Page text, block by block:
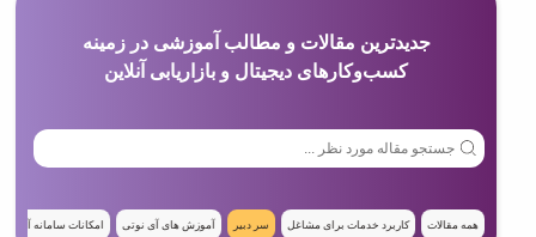
جدیدترین مقالات و مطالب آموزشی در زمینه
کسب‌وکارهای دیجیتال و بازاریابی آنلاین
همه مقالات کاربرد خدمات برای مشاغل سر دبیر آموزش های‌ آی نوتی امکانات سامانه آی